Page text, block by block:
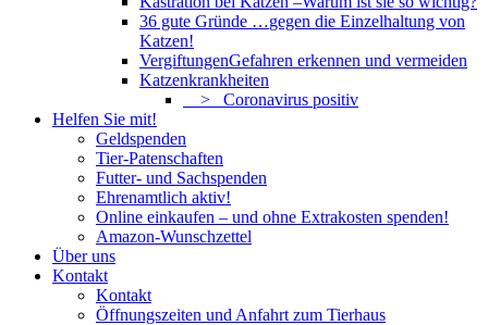
36 gute Gründe …gegen die Einzelhaltung von
Katzen!
VergiftungenGefahren erkennen und vermeiden
Katzenkrankheiten
> Coronavirus positiv
Helfen Sie mit!
Geldspenden
Tier-Patenschaften
Futter- und Sachspenden
Ehrenamtlich aktiv!
Online einkaufen – und ohne Extrakosten spenden!
Amazon-Wunschzettel
Über uns
Kontakt
Kontakt
Öffnungszeiten und Anfahrt zum Tierhaus